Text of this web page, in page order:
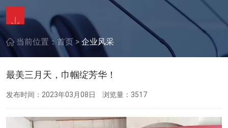
当前位置： 首页 > 企业风采
最美三月天，巾帼绽芳华！
发布时间：2023年03月08日 浏览量：3517